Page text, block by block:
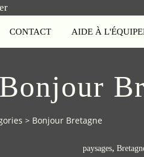
CONTACT AIDE À
Bonjour
> Bonjour Bretagne
paysages,